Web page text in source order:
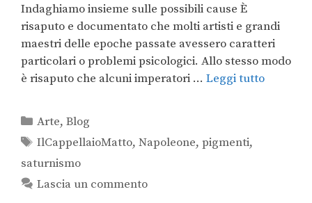
Indaghiamo insieme sulle possibili cause È
risaputo e documentato che molti artisti e grandi
maestri delle epoche passate avessero caratteri
particolari o problemi psicologici. Allo stesso modo
è risaputo che alcuni imperatori … Leggi tutto
Arte,Blog
IlCappellaioMatto,Napoleone,pigmenti,
saturnismo
Lascia un commento